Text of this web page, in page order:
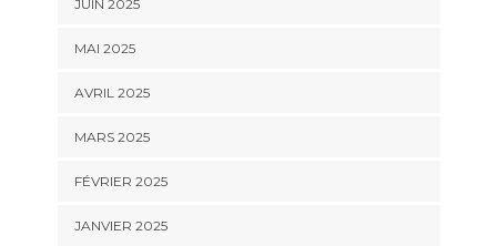
JUIN 2025
MAI 2025
AVRIL 2025
MARS 2025
FÉVRIER 2025
JANVIER 2025